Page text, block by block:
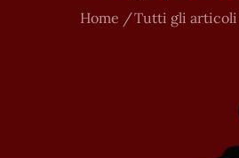
Home Tutti gli articoli